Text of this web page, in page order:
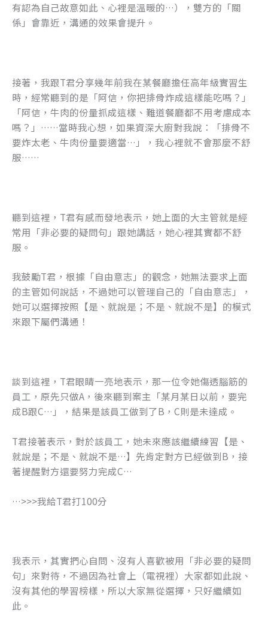
有認為自己故意如此、心裡是溫暖的…），雙方的「關
係」會靠近，溝通的效果會提升。
接著，我跟T君分享幾年前我在某餐廳擔任高年級實習生
時，經常聽到的是「阿信，你把排骨炸成這樣能吃嗎？」
「阿信，牛肉的份量抓成這樣、難道餐廳都不用考慮成本
嗎？」……當時我心想，如果資深大廚對我說：「排骨不
要炸太老、牛肉份量要適當…」，我心裡就不會那麼不舒
服……
聽到這裡，T君有感而發地表示，她上面的大主管就是經
常用「非必要的疑問句」跟她講話，她心裡其實都不舒
服。
我鼓勵T君，根據「自由意志」的觀念，她無法要求上面
的主管如何說話，不過她可以管理自己的「自由意志」，
她可以選擇按照【是、就說是；不是、就說不是】的模式
來跟下屬們溝通！
談到這裡，T君眼睛一亮地表示，那一位令她傷透腦筋的
員工，原先只做A，後來聽到案主「某月某日以前，要完
成B跟C…」，結果是該員工做到了B，C則是未達成。
T君接著表示，對於該員工，她未來應該繼續練習【是、
就說是；不是、就說不是…】先肯定對方已經做到B，接
著提醒對方還要努力完成C…
…>>>我給T君打100分
我表示，其實捫心自問、沒有人喜歡被用「非必要的疑問
句」來對待，不過因為社會上（電視裡）大家都如此說、
沒有其他的學習榜樣，所以大家無從選擇，只好繼續如
此。